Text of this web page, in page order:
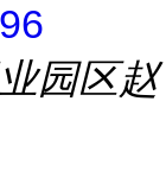
园区赵